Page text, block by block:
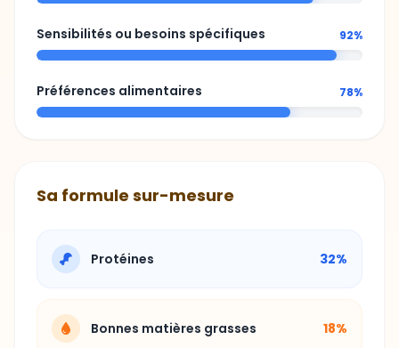
Sensibilités ou besoins spécifiques 92%
Préférences alimentaires 78%
Sa formule sur-mesure
Protéines 32%
Bonnes matières grasses 18%